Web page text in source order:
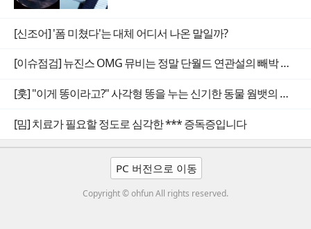
[신조어] '폼 미쳤다'는 대체 어디서 나온 말일까?
[이슈점검] 뉴진스 OMG 뮤비는 정말 단월드 연관설의 빼박 증거일까
[훗] "이게 똥이라고?" 사각형 똥을 누는 신기한 동물 웜뱃의 비밀
[밈] 치료가 필요할 정도로 심각한 *** 증독증입니다
PC 버전으로 이동
Copyright © ohfun All rights reserved.